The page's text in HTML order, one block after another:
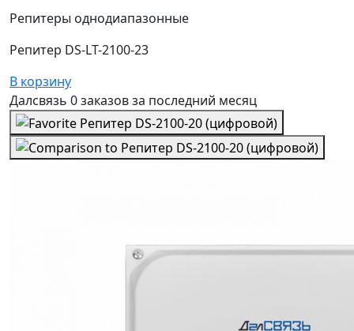
Репитеры однодиапазонные
Репитер DS-LT-2100-23
В корзину
Далсвязь 0 заказовза последний месяц